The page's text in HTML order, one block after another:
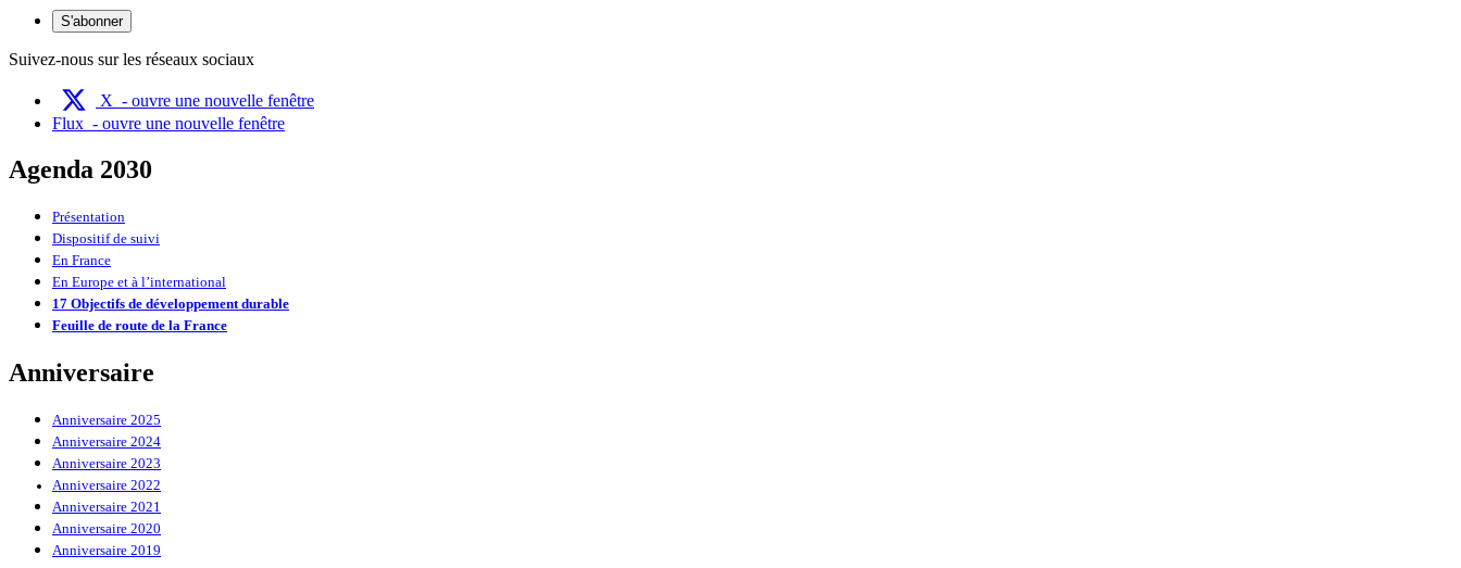
S'abonner
Suivez-nous sur les réseaux sociaux
X - ouvre une nouvelle fenêtre
Flux - ouvre une nouvelle fenêtre
Agenda 2030
Présentation
Dispositif de suivi
En France
En Europe et à l’international
17 Objectifs de développement durable
Feuille de route de la France
Anniversaire
Anniversaire 2025
Anniversaire 2024
Anniversaire 2023
Anniversaire 2022
Anniversaire 2021
Anniversaire 2020
Anniversaire 2019